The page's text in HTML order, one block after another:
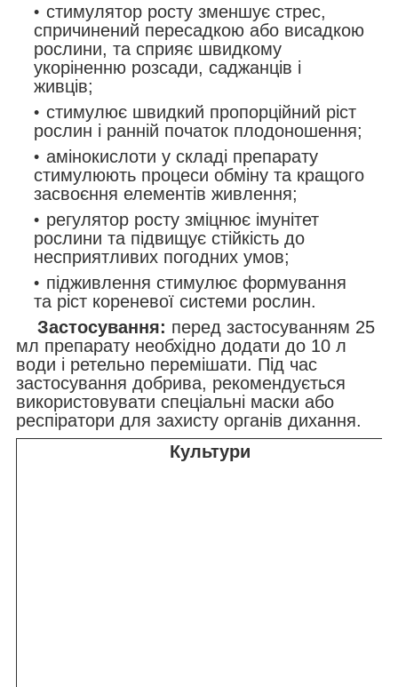
стимулятор росту зменшує стрес,
спричинений пересадкою або висадкою
рослини, та сприяє швидкому
укоріненню розсади, саджанців і
живців;
стимулює швидкий пропорційний ріст
рослин і ранній початок плодоношення;
амінокислоти у складі препарату
стимулюють процеси обміну та кращого
засвоєння елементів живлення;
регулятор росту зміцнює імунітет
рослини та підвищує стійкість до
несприятливих погодних умов;
підживлення стимулює формування
та ріст кореневої системи рослин.
Застосування: перед застосуванням 25
мл препарату необхідно додати до 10 л
води і ретельно перемішати. Під час
застосування добрива, рекомендується
використовувати спеціальні маски або
респіратори для захисту органів дихання.
Культури